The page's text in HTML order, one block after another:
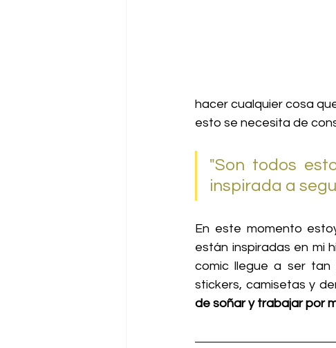
hacer cualquier cosa
esto se necesita de
"Son todos
inspirada a
En este momento
están inspiradas en mi
comic llegue a ser tan
stickers, camisetas y
de soñar y trabajar por